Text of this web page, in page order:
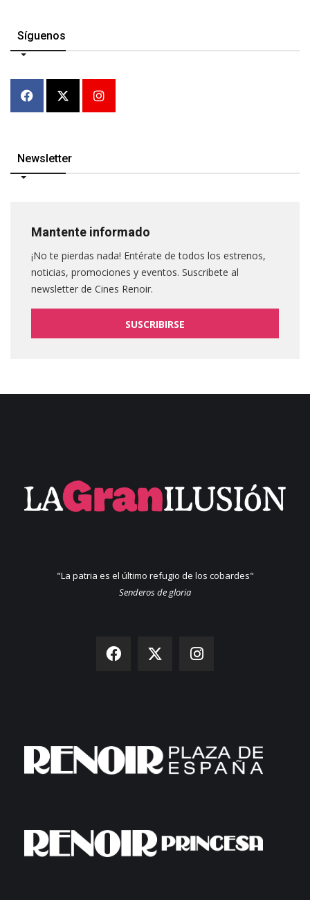
Síguenos
Newsletter
Mantente informado
¡No te pierdas nada! Entérate de todos los estrenos,
noticias, promociones y eventos. Suscribete al
newsletter de Cines Renoir.
SUSCRIBIRSE
"La patria es el último refugio de los cobardes"
Senderos de gloria